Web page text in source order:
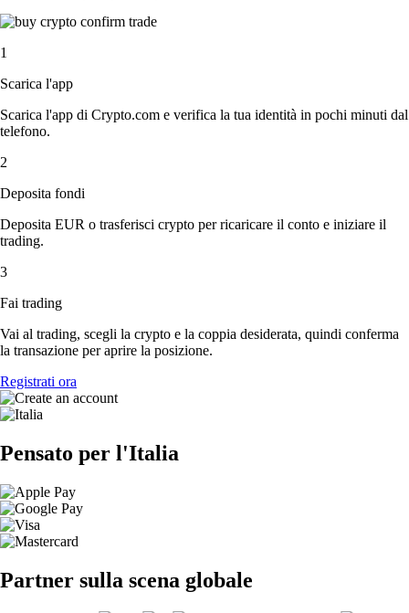
1
Scarica l'app
Scarica l'app di Crypto.com e verifica la tua identità in pochi minuti dal
telefono.
2
Deposita fondi
Deposita EUR o trasferisci crypto per ricaricare il conto e iniziare il
trading.
3
Fai trading
Vai al trading, scegli la crypto e la coppia desiderata, quindi conferma
la transazione per aprire la posizione.
Registrati ora
Pensato per l'Italia
Partner sulla scena globale